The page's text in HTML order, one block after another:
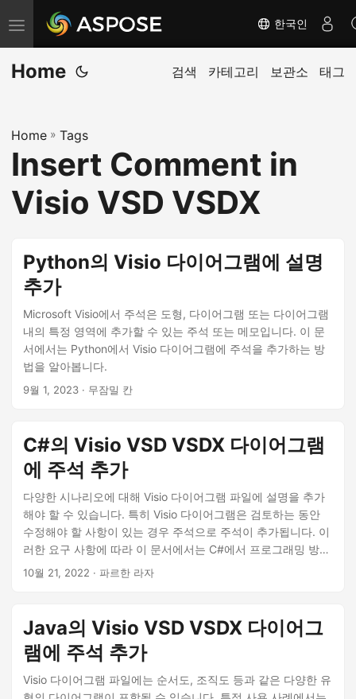
탐
색
전
한국인
Home 검색 카테고리 보관소 태그
Home » Tags
Insert Comment in
Visio VSD VSDX
Python의 Visio 다이어그램에 설명
추가
Microsoft Visio에서 주석은 도형, 다이어그램 또는 다이어그램
내의 특정 영역에 추가할 수 있는 주석 또는 메모입니다. 이 문
서에서는 Python에서 Visio 다이어그램에 주석을 추가하는 방
법을 알아봅니다.
9월 1, 2023 · 무잠밀 칸
C#의 Visio VSD VSDX 다이어그램
에 주석 추가
다양한 시나리오에 대해 Visio 다이어그램 파일에 설명을 추가
해야 할 수 있습니다. 특히 Visio 다이어그램은 검토하는 동안
수정해야 할 사항이 있는 경우 주석으로 주석이 추가됩니다. 이
러한 요구 사항에 따라 이 문서에서는 C#에서 프로그래밍 방식
으로 VSD 또는 VSDX Visio 다이어그램에 설명을 추가하는 방
10월 21, 2022 · 파르한 라자
Java의 Visio VSD VSDX 다이어그
램에 주석 추가
Visio 다이어그램 파일에는 순서도, 조직도 등과 같은 다양한 유